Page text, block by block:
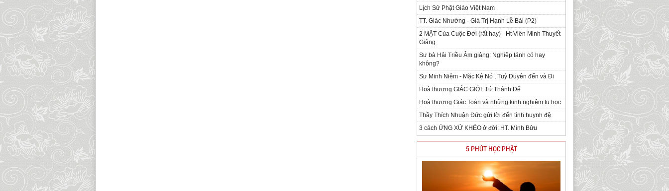
Lịch Sử Phật Giáo Việt Nam
TT. Giác Nhường - Giá Trị Hạnh Lễ Bái (P2)
2 MẶT Của Cuộc Đời (rất hay) - Ht Viên Minh Thuyết
Giảng
Sư bà Hải Triều Âm giảng: Nghiệp tánh có hay
không?
Sư Minh Niệm - Mặc Kệ Nó , Tuỳ Duyên đến và Đi
Hoà thượng GIÁC GIỚI: Tứ Thánh Đế
Hoà thượng Giác Toàn và những kinh nghiệm tu học
Thầy Thích Nhuận Đức gửi lời đến tình huynh đệ
3 cách ỨNG XỬ KHÉO ở đời: HT. Minh Bửu
5 PHÚT HỌC PHẬT